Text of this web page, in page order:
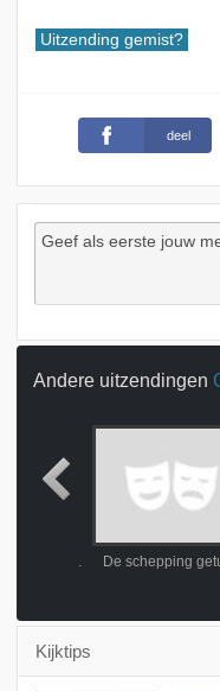
Uitzending gemist?
deel
Andere uitzendingen
Hans Bloemendal, een muzikaal eerbetoon De schepping
Kijktips